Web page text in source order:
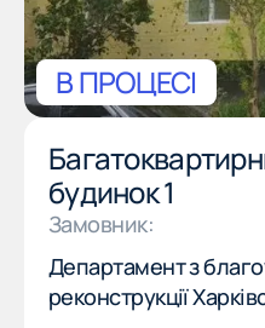
В ПРОЦЕСІ
будинок 1
Замовник:
Департамент з
реконструкції